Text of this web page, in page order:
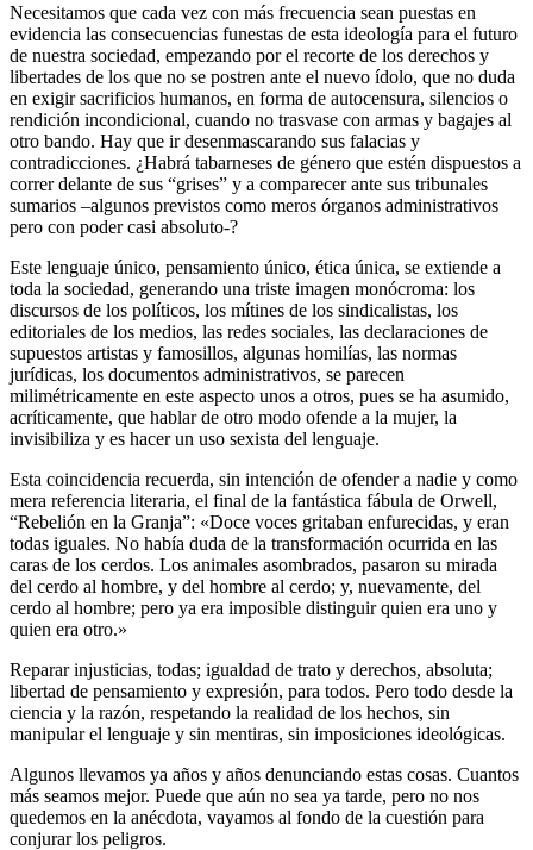
Necesitamos que cada vez con más frecuencia sean puestas en
evidencia las consecuencias funestas de esta ideología para el futuro
de nuestra sociedad, empezando por el recorte de los derechos y
libertades de los que no se postren ante el nuevo ídolo, que no duda
en exigir sacrificios humanos, en forma de autocensura, silencios o
rendición incondicional, cuando no trasvase con armas y bagajes al
otro bando. Hay que ir desenmascarando sus falacias y
contradicciones. ¿Habrá tabarneses de género que estén dispuestos a
correr delante de sus “grises” y a comparecer ante sus tribunales
sumarios –algunos previstos como meros órganos administrativos
pero con poder casi absoluto-?
Este lenguaje único, pensamiento único, ética única, se extiende a
toda la sociedad, generando una triste imagen monócroma: los
discursos de los políticos, los mítines de los sindicalistas, los
editoriales de los medios, las redes sociales, las declaraciones de
supuestos artistas y famosillos, algunas homilías, las normas
jurídicas, los documentos administrativos, se parecen
milimétricamente en este aspecto unos a otros, pues se ha asumido,
acríticamente, que hablar de otro modo ofende a la mujer, la
invisibiliza y es hacer un uso sexista del lenguaje.
Esta coincidencia recuerda, sin intención de ofender a nadie y como
mera referencia literaria, el final de la fantástica fábula de Orwell,
“Rebelión en la Granja”: «Doce voces gritaban enfurecidas, y eran
todas iguales. No había duda de la transformación ocurrida en las
caras de los cerdos. Los animales asombrados, pasaron su mirada
del cerdo al hombre, y del hombre al cerdo; y, nuevamente, del
cerdo al hombre; pero ya era imposible distinguir quien era uno y
quien era otro.»
Reparar injusticias, todas; igualdad de trato y derechos, absoluta;
libertad de pensamiento y expresión, para todos. Pero todo desde la
ciencia y la razón, respetando la realidad de los hechos, sin
manipular el lenguaje y sin mentiras, sin imposiciones ideológicas.
Algunos llevamos ya años y años denunciando estas cosas. Cuantos
más seamos mejor. Puede que aún no sea ya tarde, pero no nos
quedemos en la anécdota, vayamos al fondo de la cuestión para
conjurar los peligros.